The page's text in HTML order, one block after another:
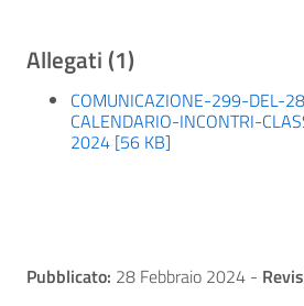
Allegati (1)
COMUNICAZIONE-299-DEL-
CALENDARIO-INCONTRI-
2024 [56 KB]
Pubblicato: 28 Febbraio 2024 -